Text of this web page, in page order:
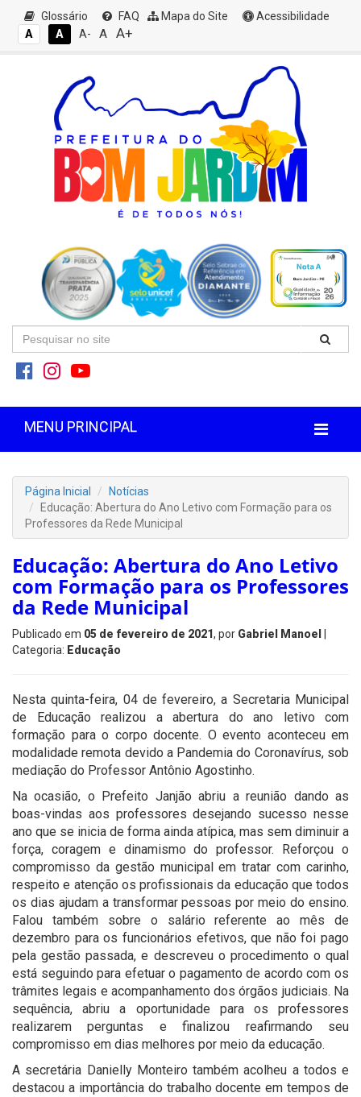
Glossário FAQ Mapa do Site
Acessibilidade
A
A A- A A+
MENU PRINCIPAL
Página Inicial
Notícias
Educação: Abertura do Ano Letivo com Formação para os
Professores da Rede Municipal
Educação: Abertura do Ano Letivo
com Formação para os Professores
da Rede Municipal
Publicado em 05 de fevereiro de 2021, por Gabriel Manoel
Categoria: Educação
Nesta quinta-feira, 04 de fevereiro, a Secretaria Municipal
de Educação realizou a abertura do ano letivo com
formação para o corpo docente. O evento aconteceu em
modalidade remota devido a Pandemia do Coronavírus, sob
mediação do Professor Antônio Agostinho.
Na ocasião, o Prefeito Janjão abriu a reunião dando as
boas-vindas aos professores desejando sucesso nesse
ano que se inicia de forma ainda atípica, mas sem diminuir a
força, coragem e dinamismo do professor. Reforçou o
compromisso da gestão municipal em tratar com carinho,
respeito e atenção os profissionais da educação que todos
os dias ajudam a transformar pessoas por meio do ensino.
Falou também sobre o salário referente ao mês de
dezembro para os funcionários efetivos, que não foi pago
pela gestão passada, e descreveu o procedimento o qual
está seguindo para efetuar o pagamento de acordo com os
trâmites legais e acompanhamento dos órgãos judiciais. Na
sequência, abriu a oportunidade para os professores
realizarem perguntas e finalizou reafirmando seu
compromisso em dias melhores por meio da educação.
A secretária Danielly Monteiro também acolheu a todos e
destacou a importância do trabalho docente em tempos de